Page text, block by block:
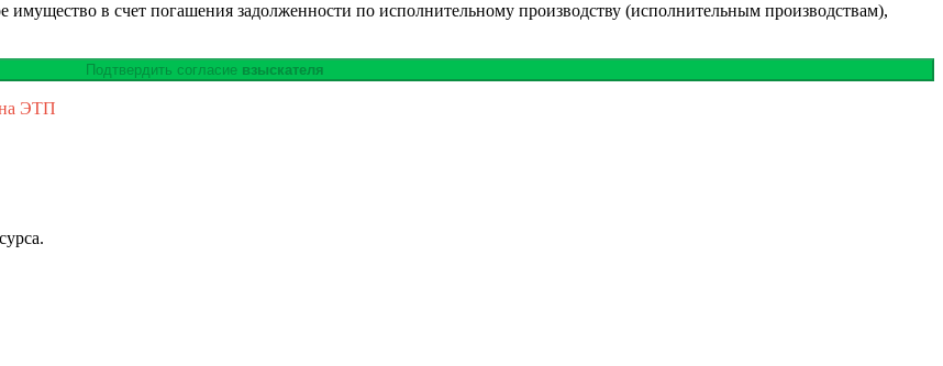
имущество в счет погашения задолженности по исполнительному производству (исполнительным производствам),
Подтвердить согласие взыскателя
на ЭТП